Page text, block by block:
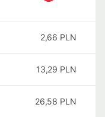
2,66 PLN
13,29 PLN
26,58 PLN